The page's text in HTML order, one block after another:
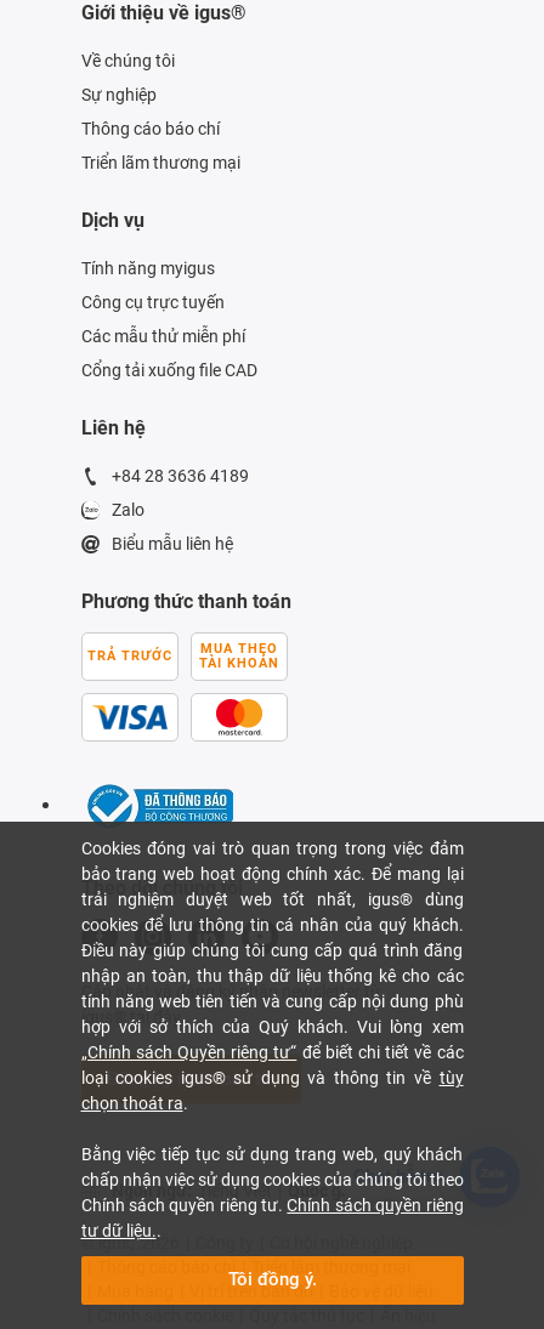
Giới thiệu về igus®
Về chúng tôi
Sự nghiệp
Thông cáo báo chí
Triển lãm thương mại
Dịch vụ
Tính năng myigus
Công cụ trực tuyến
Các mẫu thử miễn phí
Cổng tải xuống file CAD
Liên hệ
+84 28 3636 4189
Zalo
Biểu mẫu liên hệ
Phương thức thanh toán
TRẢ TRƯỚC
MUA THEO
TÀI KHOẢN
Theo dõi chúng tôi
Cập nhật và đăng ký nhận newsletter từ
igus® tại đây.
Đăng ký nhận bản tin
Ngôn ngữ: Tiếng Việt | Quốc gia: Việt Nam
© igus,2026
Thông cáo báo chí | Triển lãm thương mại
Vị trí trên bản đồ
Cookies đóng vai trò quan trọng trong việc đảm
bảo trang web hoạt động chính xác. Để mang lại
trải nghiệm duyệt web tốt nhất, igus® dùng
cookies để lưu thông tin cá nhân của quý khách.
Điều này giúp chúng tôi cung cấp quá trình đăng
nhập an toàn, thu thập dữ liệu thống kê cho các
tính năng web tiên tiến và cung cấp nội dung phù
hợp với sở thích của Quý khách. Vui lòng xem
„Chính sách Quyền riêng tư“ để biết chi tiết về các
loại cookies igus® sử dụng và thông tin về tùy
chọn thoát ra.
Bằng việc tiếp tục sử dụng trang web, quý khách
chấp nhận việc sử dụng cookies của chúng tôi theo
Chính sách quyền riêng tư.Chính sách quyền riêng
tư dữ liệu..
Tôi đồng ý.
Chat hỗ trợ